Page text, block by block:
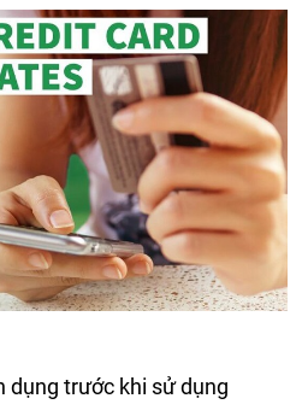
dụng trước khi sử dụng